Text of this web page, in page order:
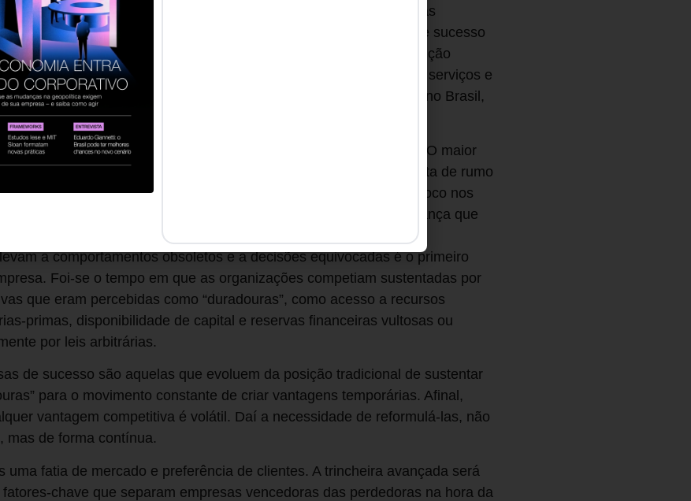
do que diz o senso comum, diversos CEOs viram as mudanças
O problema é que apenas repetiram velhas fórmulas de sucesso
diante das incertezas de um mundo turbinado pela revolução
de trabalho e de consumo e pelas exigências da economia de serviços e
pandemia, que tirou a vida não “apenas” de milhares de pessoas no Brasil,
negócios.
externos que têm empurrado as empresas para fora do jogo. O maior
encontra dentro da própria casa: práticas gerenciais obsoletas, falta de rumo
desintegração entre as áreas, pensamento fragmentado, baixo foco nos
com parceiros, gestão ultrapassada das pessoas e governança que
os jovens talentosos.
a comportamentos obsoletos e a decisões equivocadas é o primeiro
Foi-se o tempo em que as organizações competiam sustentadas por
que eram percebidas como “duradouras”, como acesso a recursos
primas, disponibilidade de capital e reservas financeiras vultosas ou
por leis arbitrárias.
de sucesso são aquelas que evoluem da posição tradicional de sustentar
para o movimento constante de criar vantagens temporárias. Afinal,
vantagem competitiva é volátil. Daí a necessidade de reformulá-las, não
mas de forma contínua.
uma fatia de mercado e preferência de clientes. A trincheira avançada será
chave que separam empresas vencedoras das perdedoras na hora da